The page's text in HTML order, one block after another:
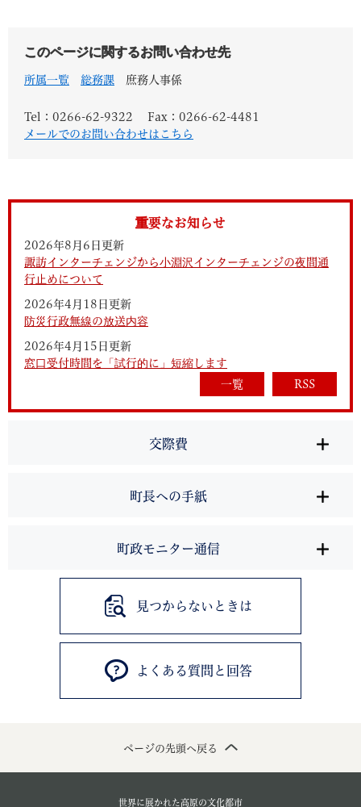
このページに関するお問い合わせ先
所属一覧 総務課 庶務人事係
Tel：0266-62-9322
Fax：0266-62-4481
メールでのお問い合わせはこちら
重要なお知らせ
2026年8月6日更新
諏訪インターチェンジから小淵沢インターチェンジの夜間通
行止めについて
2026年4月18日更新
防災行政無線の放送内容
2026年4月15日更新
窓口受付時間を「試行的に」短縮します
一覧
RSS
交際費
町長への手紙
町政モニター通信
見つからないときは
よくある質問と回答
ページの先頭へ戻る
世界に展かれた高原の文化都市